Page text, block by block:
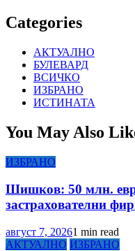
Categories
АКТУАЛНО
БУЛЕВАРД
ВСИЧКО
ИЗБРАНО
ИСТИНАТА
You May Also
ИЗБРАНО
Шишков: 50 млн.
застрахователни
август 7, 20261 min read
АКТУАЛНО ИЗБРАНО